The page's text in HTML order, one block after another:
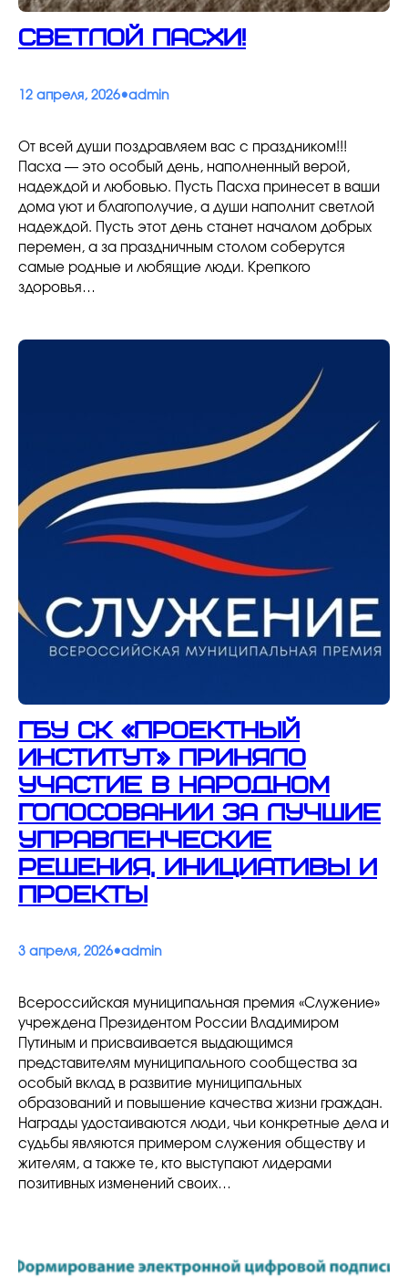
Светлой Пасхи!
12 апреля, 2026•admin
От всей души поздравляем вас с праздником!!!
Пасха — это особый день, наполненный верой,
надеждой и любовью. Пусть Пасха принесет в ваши
дома уют и благополучие, а души наполнит светлой
надеждой. Пусть этот день станет началом добрых
перемен, а за праздничным столом соберутся
самые родные и любящие люди. Крепкого
здоровья…
ГБУ СК «Проектный
институт» приняло
участие в народном
голосовании за лучшие
управленческие
решения, инициативы и
проекты
3 апреля, 2026•admin
Всероссийская муниципальная премия «Служение»
учреждена Президентом России Владимиром
Путиным и присваивается выдающимся
представителям муниципального сообщества за
особый вклад в развитие муниципальных
образований и повышение качества жизни граждан.
Награды удостаиваются люди, чьи конкретные дела и
судьбы являются примером служения обществу и
жителям, а также те, кто выступают лидерами
позитивных изменений своих…